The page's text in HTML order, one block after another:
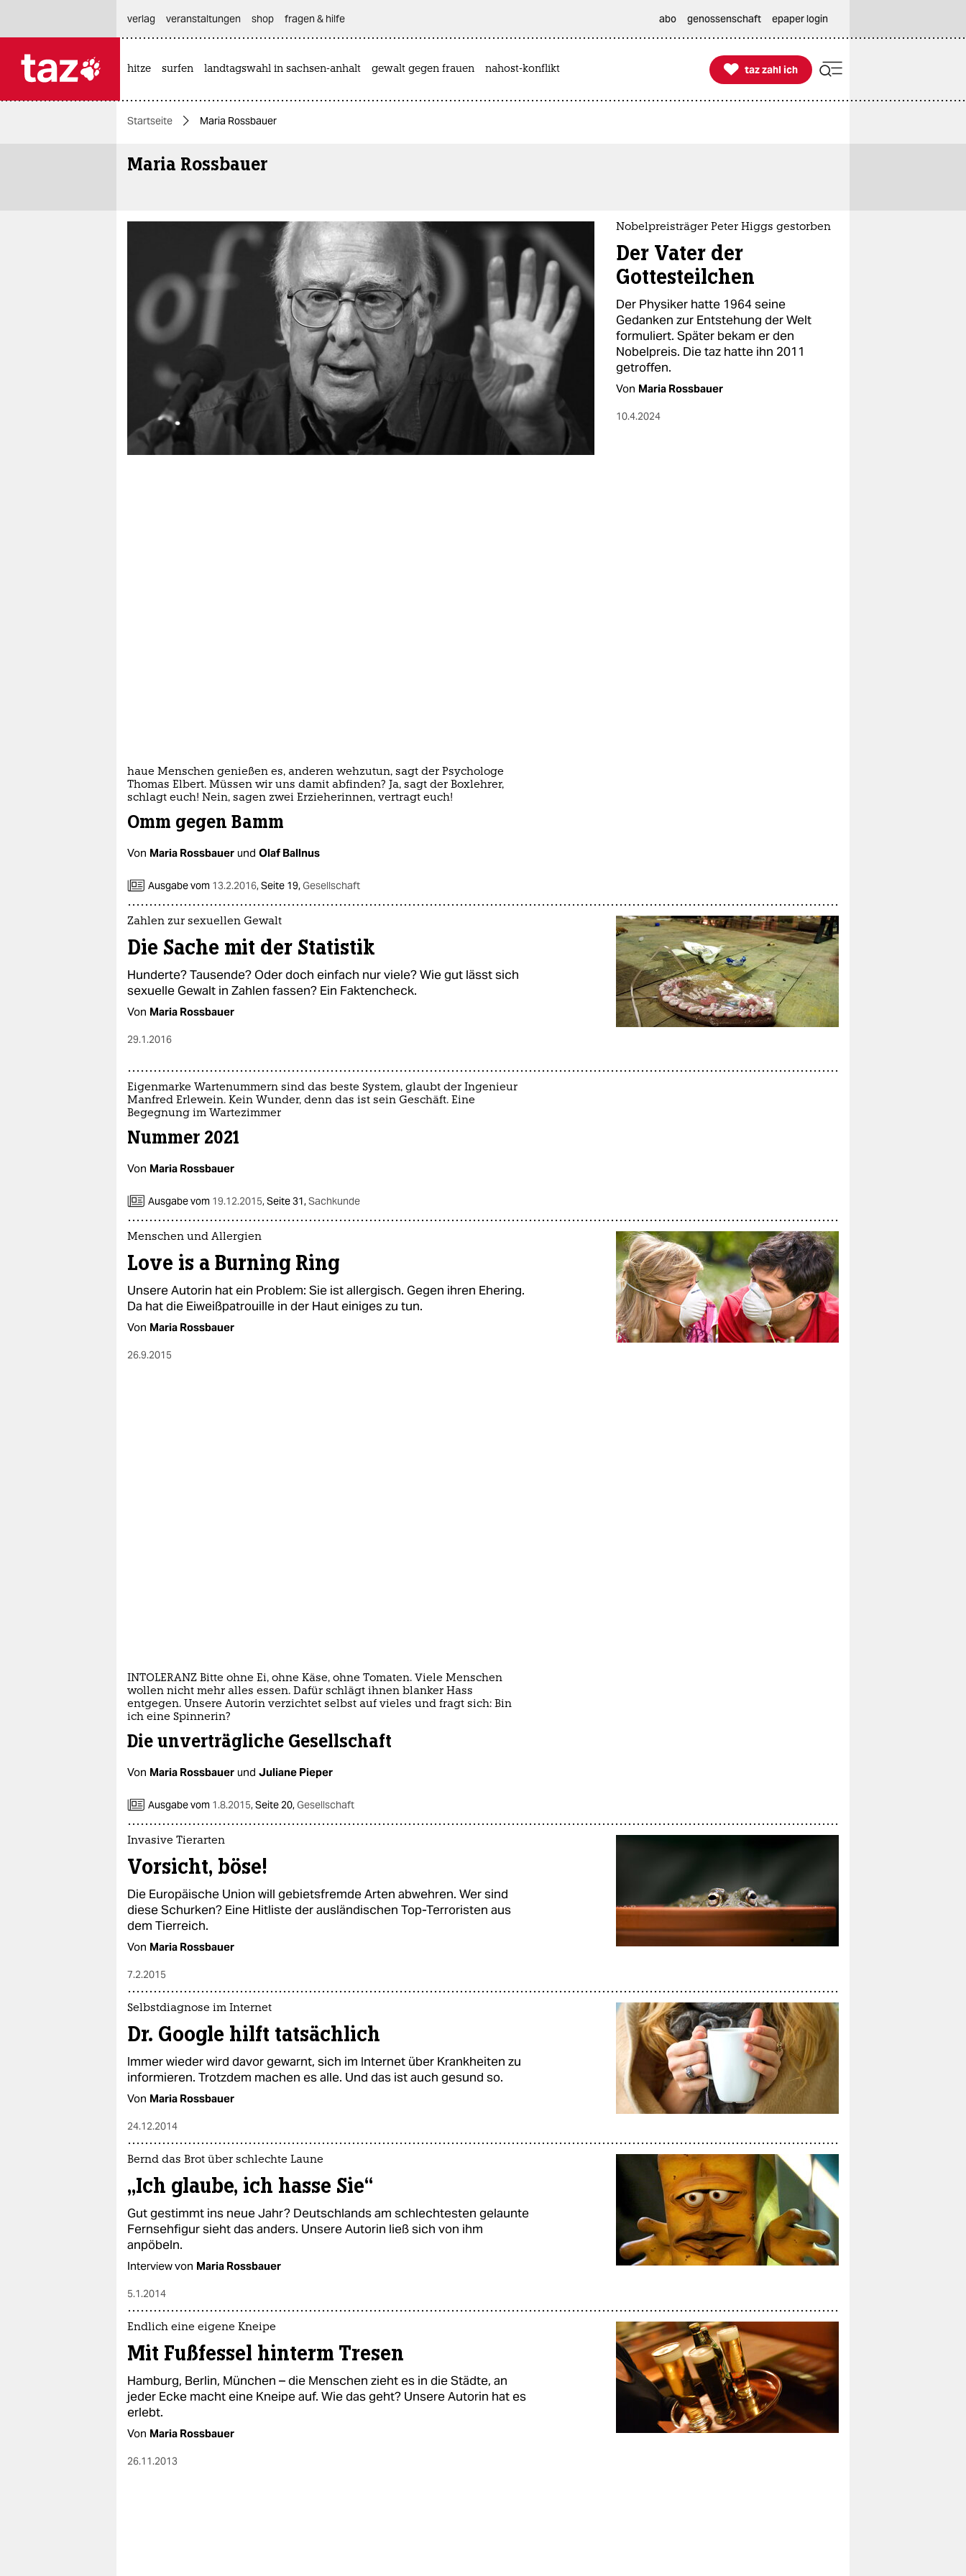
themen
politik
gesellschaft
sport
berlin
wahrheit
verlag
verlag
verlag
veranstaltungen shop fragen & hilfe abo genossenschaft epaper login
hitze surfen landtagswahl in sachsen-anhalt gewalt gegen frauen nahost-konflikt 
taz zahl ich
taz zahl ich
Startseite Maria Rossbauer
Maria Rossbauer
Nobelpreisträger Peter Higgs gestorben
Der Vater der
Gottesteilchen
Der Physiker hatte 1964 seine
Gedanken zur Entstehung der Welt
formuliert. Später bekam er den
Nobelpreis. Die taz hatte ihn 2011
getroffen.
Von Maria Rossbauer
10.4.2024
haue Menschen genießen es, anderen wehzutun, sagt der Psychologe
Thomas Elbert. Müssen wir uns damit abfinden? Ja, sagt der Boxlehrer,
schlagt euch! Nein, sagen zwei Erzieherinnen, vertragt euch!
Omm gegen Bamm
Von Maria Rossbauer und Olaf Ballnus
Ausgabe vom 13.2.2016,Seite 19,Gesellschaft
Zahlen zur sexuellen Gewalt
Die Sache mit der Statistik
Hunderte? Tausende? Oder doch einfach nur viele? Wie gut lässt sich
sexuelle Gewalt in Zahlen fassen? Ein Faktencheck.
Von Maria Rossbauer
29.1.2016
Eigenmarke Wartenummern sind das beste System, glaubt der Ingenieur
Manfred Erlewein. Kein Wunder, denn das ist sein Geschäft. Eine
Begegnung im Wartezimmer
Nummer 2021
Von Maria Rossbauer
Ausgabe vom 19.12.2015,Seite 31,Sachkunde
Menschen und Allergien
Love is a Burning Ring
Unsere Autorin hat ein Problem: Sie ist allergisch. Gegen ihren Ehering.
Da hat die Eiweißpatrouille in der Haut einiges zu tun.
Von Maria Rossbauer
26.9.2015
INTOLERANZ Bitte ohne Ei, ohne Käse, ohne Tomaten. Viele Menschen
wollen nicht mehr alles essen. Dafür schlägt ihnen blanker Hass
entgegen. Unsere Autorin verzichtet selbst auf vieles und fragt sich: Bin
ich eine Spinnerin?
Die unverträgliche Gesellschaft
Von Maria Rossbauer und Juliane Pieper
Ausgabe vom 1.8.2015,Seite 20,Gesellschaft
Invasive Tierarten
Vorsicht, böse!
Die Europäische Union will gebietsfremde Arten abwehren. Wer sind
diese Schurken? Eine Hitliste der ausländischen Top-Terroristen aus
dem Tierreich.
Von Maria Rossbauer
7.2.2015
Selbstdiagnose im Internet
Dr. Google hilft tatsächlich
Immer wieder wird davor gewarnt, sich im Internet über Krankheiten zu
informieren. Trotzdem machen es alle. Und das ist auch gesund so.
Von Maria Rossbauer
24.12.2014
Bernd das Brot über schlechte Laune
„Ich glaube, ich hasse Sie“
Gut gestimmt ins neue Jahr? Deutschlands am schlechtesten gelaunte
Fernsehfigur sieht das anders. Unsere Autorin ließ sich von ihm
anpöbeln.
Interview von Maria Rossbauer
5.1.2014
Endlich eine eigene Kneipe
Mit Fußfessel hinterm Tresen
Hamburg, Berlin, München – die Menschen zieht es in die Städte, an
jeder Ecke macht eine Kneipe auf. Wie das geht? Unsere Autorin hat es
erlebt.
Von Maria Rossbauer
26.11.2013